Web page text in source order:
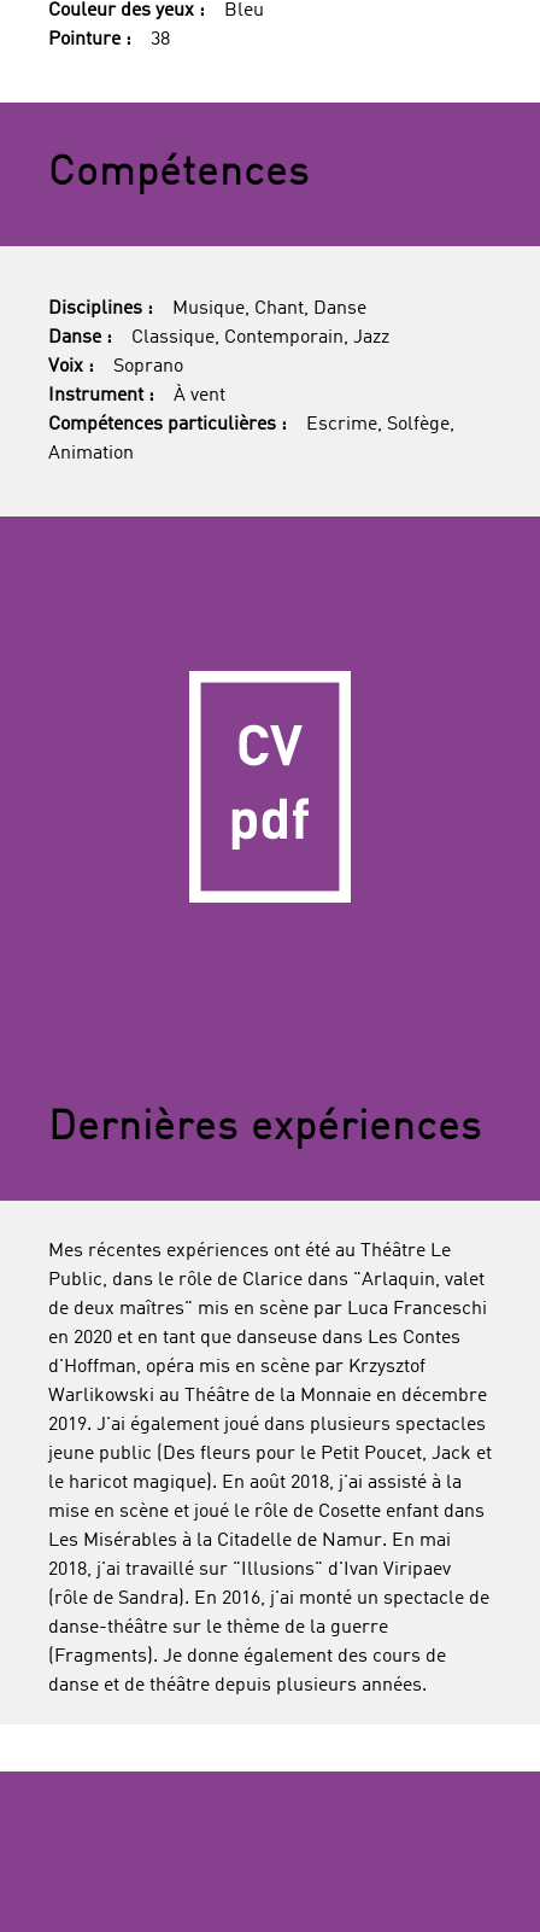
Couleur des yeux :
Bleu
Pointure :
38
Compétences
Disciplines :
Musique, Chant, Danse
Danse :
Classique, Contemporain, Jazz
Voix :
Soprano
Instrument :
À vent
Compétences particulières :
Escrime, Solfège,
Animation
Dernières expériences
Mes récentes expériences ont été au Théâtre Le
Public, dans le rôle de Clarice dans "Arlaquin, valet
de deux maîtres" mis en scène par Luca Franceschi
en 2020 et en tant que danseuse dans Les Contes
d'Hoffman, opéra mis en scène par Krzysztof
Warlikowski au Théâtre de la Monnaie en décembre
2019. J'ai également joué dans plusieurs spectacles
jeune public (Des fleurs pour le Petit Poucet, Jack et
le haricot magique). En août 2018, j'ai assisté à la
mise en scène et joué le rôle de Cosette enfant dans
Les Misérables à la Citadelle de Namur. En mai
2018, j'ai travaillé sur "Illusions" d'Ivan Viripaev
(rôle de Sandra). En 2016, j'ai monté un spectacle de
danse-théâtre sur le thème de la guerre
(Fragments). Je donne également des cours de
danse et de théâtre depuis plusieurs années.